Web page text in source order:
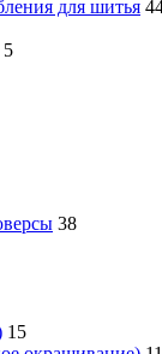
для шитья
5
38
15